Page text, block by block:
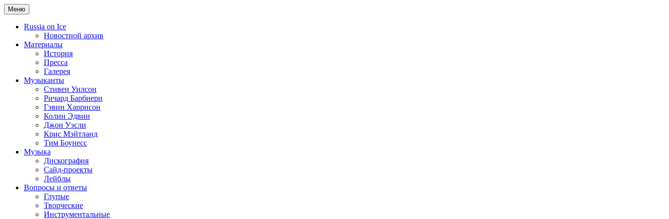
Меню
Russia on Ice
Новостной архив
Материалы
История
Пресса
Галерея
Музыканты
Стивен Уилсон
Ричард Барбиери
Гэвин Харрисон
Колин Эдвин
Джон Уэсли
Крис Мэйтланд
Тим Боунесс
Музыка
Дискография
Сайд-проекты
Лейблы
Вопросы и ответы
Глупые
Творческие
Инструментальные